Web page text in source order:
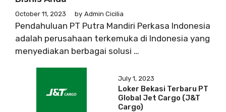
October 11, 2023 by Admin Cicilia
Pendahuluan PT Putra Mandiri Perkasa Indonesia
adalah perusahaan terkemuka di Indonesia yang
menyediakan berbagai solusi …
July 1, 2023
Loker Bekasi Terbaru PT
Global Jet Cargo (J&T
Cargo)